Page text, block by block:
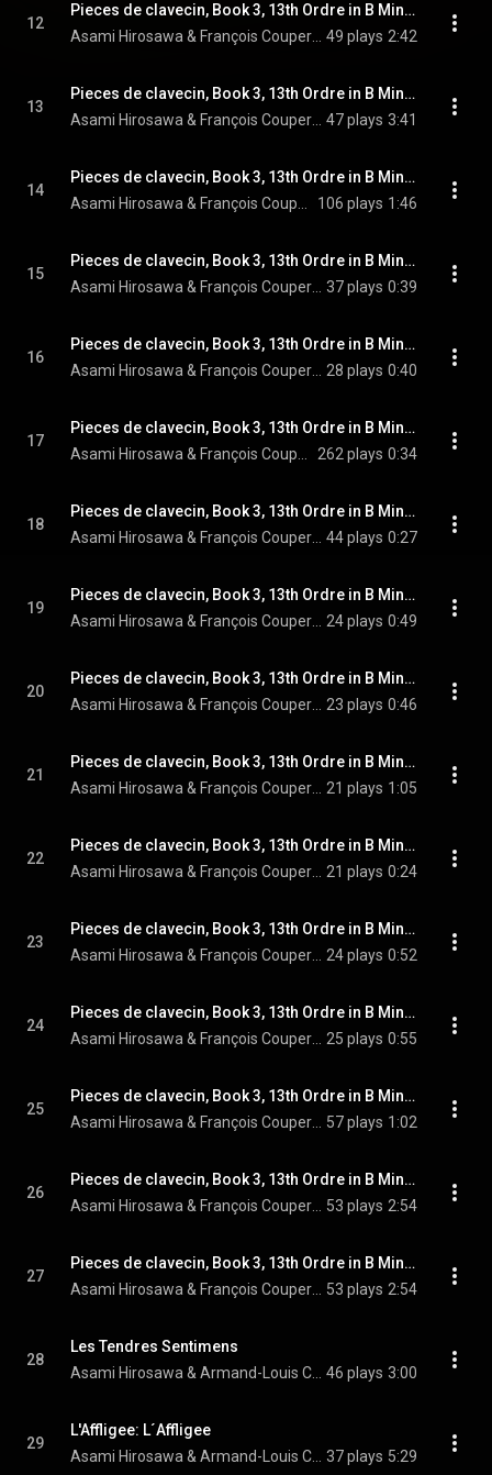
12
Pieces de clavecin, Book 3, 13th Ordre in B Minor: I. Les Lis naissans
49 plays 2:42
13
Pieces de clavecin, Book 3, 13th Ordre in B Minor: II. Les Rozeaux
47 plays 3:41
14
Pieces de clavecin, Book 3, 13th Ordre in B Minor: III. L'engageante
106 plays 1:46
15
Pieces de clavecin, Book 3, 13th Ordre in B Minor: IV. Les Folies francoises, ou les Dominos: La Virginite sous le Domino couleur d'invisible
37 plays 0:39
16
Pieces de clavecin, Book 3, 13th Ordre in B Minor: IV. Les Folies francoises, ou les Dominos: La Pudeur sous le Domino couleur de Roze
28 plays 0:40
17
Pieces de clavecin, Book 3, 13th Ordre in B Minor: IV. Les Folies francoises, ou les Dominos: L'Ardeur sous le Domino incarnat
262 plays 0:34
18
Pieces de clavecin, Book 3, 13th Ordre in B Minor: IV. Les Folies francoises, ou les Dominos: L'Esperance sous le Domino Vert
44 plays 0:27
19
Pieces de clavecin, Book 3, 13th Ordre in B Minor: IV. Les Folies francoises, ou les Dominos: La Fidelite sous le Domino Bleu
24 plays 0:49
20
Pieces de clavecin, Book 3, 13th Ordre in B Minor: IV. Les Folies francoises, ou les Dominos: La Perseverance sous le Domino Gris de lin
23 plays 0:46
21
Pieces de clavecin, Book 3, 13th Ordre in B Minor: IV. Les Folies francoises, ou les Dominos: La langueur sous le Domino Violet
21 plays 1:05
22
Pieces de clavecin, Book 3, 13th Ordre in B Minor: IV. Les Folies francoises, ou les Dominos: La Coqueterie sous diferens Dominos
21 plays 0:24
23
Pieces de clavecin, Book 3, 13th Ordre in B Minor: IV. Les Folies francoises, ou les Dominos: Les Vieux galans et les Tresorieres suranees sous des Dominos pourpres, et feuilles mortes
24 plays 0:52
24
Pieces de clavecin, Book 3, 13th Ordre in B Minor: IV. Les Folies francoises, ou les Dominos: Les Courcous Benevoles sous des Dominos jaunes
25 plays 0:55
25
Pieces de clavecin, Book 3, 13th Ordre in B Minor: IV. Les Folies francoises, ou les Dominos: La Jalousie Taciturne sous le Domino gris de Maure
57 plays 1:02
26
Pieces de clavecin, Book 3, 13th Ordre in B Minor: IV. Les Folies francoises, ou les Dominos: La Frenesie, ou le Desespoir sous le Domino noir
53 plays 2:54
27
Pieces de clavecin, Book 3, 13th Ordre in B Minor: V. L'ame-en-peine
53 plays 2:54
28
Les Tendres Sentimens
46 plays 3:00
29
L'Affligee: L´Affligee
37 plays 5:29